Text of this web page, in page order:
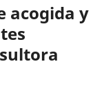
acogida y